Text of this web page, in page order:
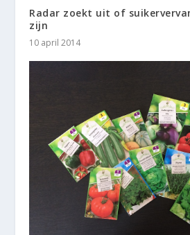
Radar zoekt uit of
zijn
10 april 2014